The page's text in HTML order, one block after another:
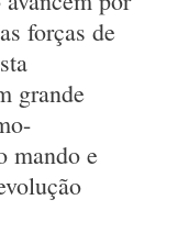
forças de
grande
mando e